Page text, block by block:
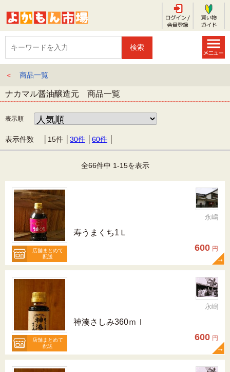
＜ 商品一覧
ナカマル醤油醸造元 商品一覧
表示順
表示件数 │ 15件 30件 60件
全66件中 1-15を表示
店舗まとめて
配送
永嶋
寿うまくち1Ｌ
600 円
店舗まとめて
配送
永嶋
神湊さしみ360ｍｌ
600 円